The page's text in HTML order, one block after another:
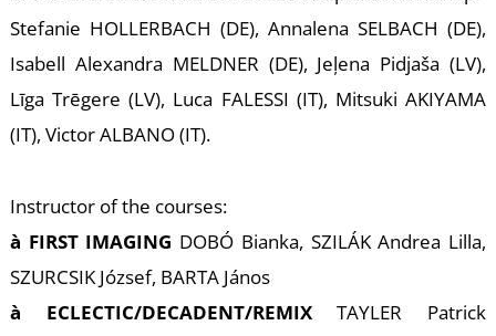
Stefanie HOLLERBACH (DE), Annalena SELBACH (DE),
Isabell Alexandra MELDNER (DE), Jeļena Pidjaša (LV),
Līga Trēgere (LV), Luca FALESSI (IT), Mitsuki AKIYAMA
(IT), Victor ALBANO (IT).
Instructor of the courses:
à FIRST IMAGING DOBÓ Bianka, SZILÁK Andrea Lilla,
SZURCSIK József, BARTA János
à ECLECTIC/DECADENT/REMIXTAYLER Patrick